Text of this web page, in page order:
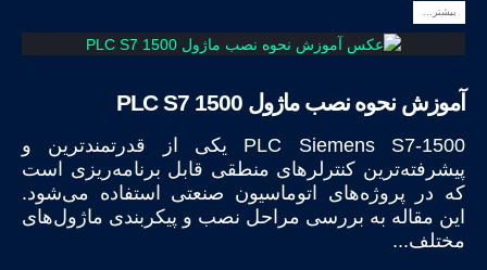
بیشتر...
آموزش نحوه نصب ماژول PLC S7 1500
PLC Siemens S7-1500 یکی از قدرتمندترین و
پیشرفته‌ترین کنترلرهای منطقی قابل برنامه‌ریزی است
که در پروژه‌های اتوماسیون صنعتی استفاده می‌شود.
این مقاله به بررسی مراحل نصب و پیکربندی ماژول‌های
مختلف...